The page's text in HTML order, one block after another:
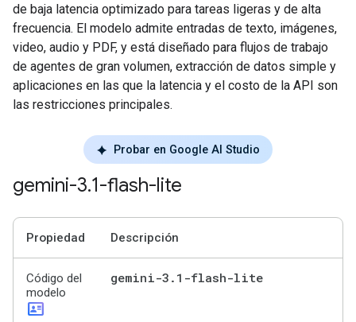
de baja latencia optimizado para tareas ligeras y de alta
frecuencia. El modelo admite entradas de texto, imágenes,
video, audio y PDF, y está diseñado para flujos de trabajo
de agentes de gran volumen, extracción de datos simple y
aplicaciones en las que la latencia y el costo de la API son
las restricciones principales.
Probar en Google AI Studio
gemini-3.1-flash-lite
Propiedad Descripción
Código del
modelo
id_card
gemini-3 . 1-flash-lite